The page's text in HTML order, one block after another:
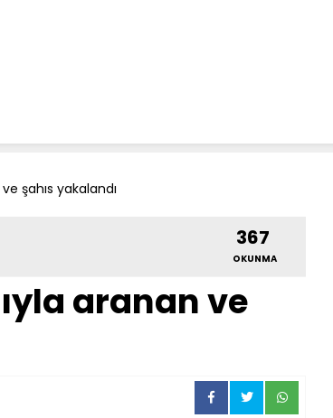
şahıs yakalandı
367
OKUNMA
aranan ve